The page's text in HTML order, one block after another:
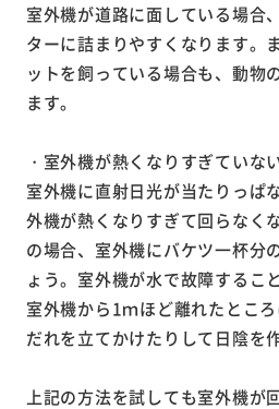
室外機が道路に面している場合
ターに詰まりやすくなります。
ットを飼っている場合も、動物
ます。
・室外機が熱くなりすぎていな
室外機に直射日光が当たりっぱ
外機が熱くなりすぎて回らなく
の場合、室外機にバケツ一杯分
ょう。室外機が水で故障するこ
室外機から1ｍほど離れたとこ
だれを立てかけたりして日陰を
上記の方法を試しても室外機が